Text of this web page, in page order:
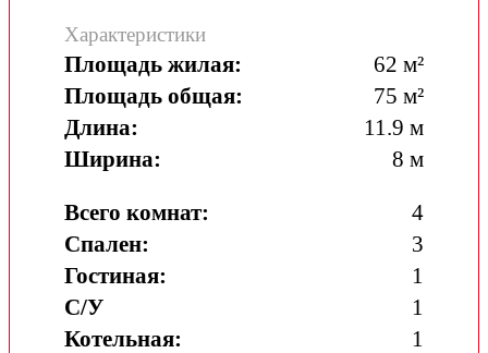
Характеристики
Площадь жилая:
62 м²
Площадь общая:
75 м²
Длина:
11.9 м
Ширина:
8 м
Всего комнат:
4
Спален:
3
Гостиная:
1
С/У
1
Котельная:
1